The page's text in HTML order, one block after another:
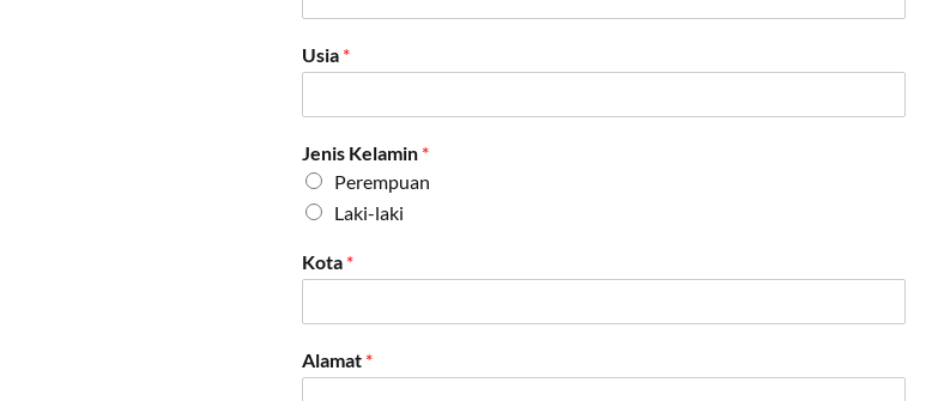
Usia *
Jenis Kelamin *
Perempuan
Laki-laki
Kota *
Alamat *